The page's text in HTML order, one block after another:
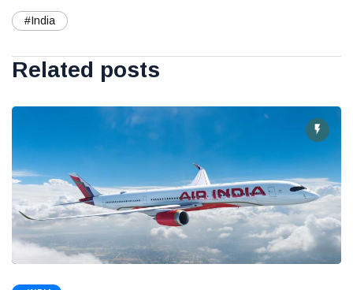
#India
Related posts